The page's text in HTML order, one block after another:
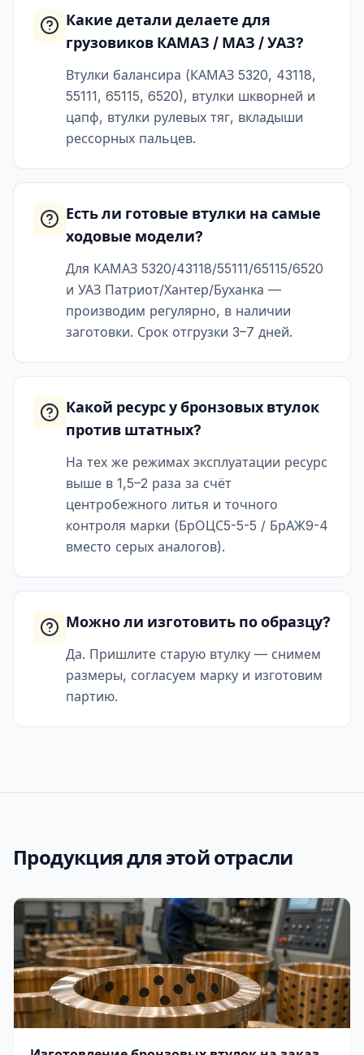
Какие детали делаете для
грузовиков КАМАЗ / МАЗ / УАЗ?
Втулки балансира (КАМАЗ 5320, 43118,
55111, 65115, 6520), втулки шкворней и
цапф, втулки рулевых тяг, вкладыши
рессорных пальцев.
Есть ли готовые втулки на самые
ходовые модели?
Для КАМАЗ 5320/43118/55111/65115/6520
и УАЗ Патриот/Хантер/Буханка —
производим регулярно, в наличии
заготовки. Срок отгрузки 3–7 дней.
Какой ресурс у бронзовых втулок
против штатных?
На тех же режимах эксплуатации ресурс
выше в 1,5–2 раза за счёт
центробежного литья и точного
контроля марки (БрОЦС5-5-5 / БрАЖ9-4
вместо серых аналогов).
Можно ли изготовить по образцу?
Да. Пришлите старую втулку — снимем
размеры, согласуем марку и изготовим
партию.
Продукция для этой отрасли